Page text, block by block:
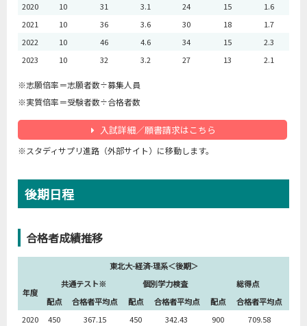
2020
10 31 3.1 24 15
1.6
2021
10 36 3.6 30 18
1.7
2022
10 46 4.6 34 15
2.3
2023
10 32 3.2 27 13 2.1
※志願倍率＝志願者数÷募集人員
※実質倍率＝受験者数÷合格者数
入試詳細／願書請求はこちら
※スタディサプリ進路（外部サイト）に移動します。
後期日程
合格者成績推移
東北大-経済-理系＜後期＞
年度
共通テスト※ 個別学力検査
総得点
配点
合格者平均点 配点 合格者平均点 配点
合格者平均点
2020
450 367.15 450 342.43 900
709.58